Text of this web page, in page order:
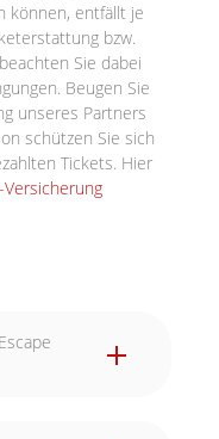
können, entfällt je
bzw.
Sie dabei
Beugen Sie
unseres Partners
schützen Sie sich
Tickets. Hier